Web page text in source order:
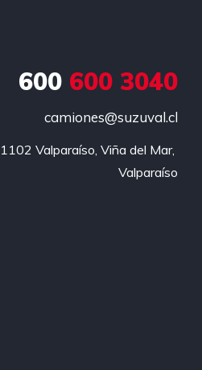
600600 3040
camiones@suzuval.cl
Valparaíso